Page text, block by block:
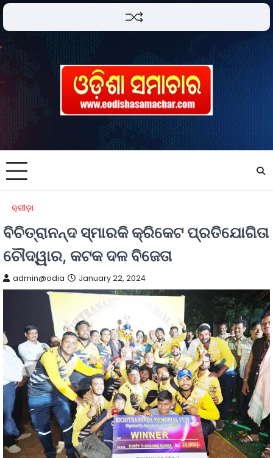
କ୍ରୀଡ଼ା
ବିଚିତ୍ରାନନ୍ଦ ସ୍ମାରକି କ୍ରିକେଟ ପ୍ରତିଯୋଗିତା
ଚୌଦ୍ୱାର, କଟକ ଦଳ ବିଜେତା
admin@odia January 22, 2024